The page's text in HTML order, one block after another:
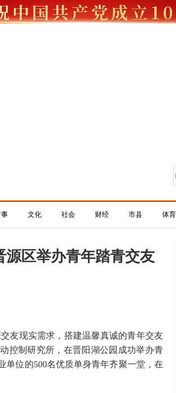
事 文化 社会 财经 市县 体育
源区举办青年踏青交友
友现实需求，搭建温馨真诚的青年交友
控制研究所，在晋阳湖公园成功举办青
单位的500名优质单身青年齐聚一堂，在